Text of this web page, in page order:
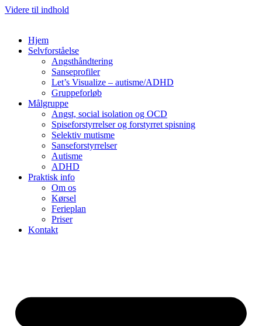
Videre til indhold
Hjem
Selvforståelse
Angsthåndtering
Sanseprofiler
Let’s Visualize – autisme/ADHD
Gruppeforløb
Målgruppe
Angst, social isolation og OCD
Spiseforstyrrelser og forstyrret spisning
Selektiv mutisme
Sanseforstyrrelser
Autisme
ADHD
Praktisk info
Om os
Kørsel
Ferieplan
Priser
Kontakt